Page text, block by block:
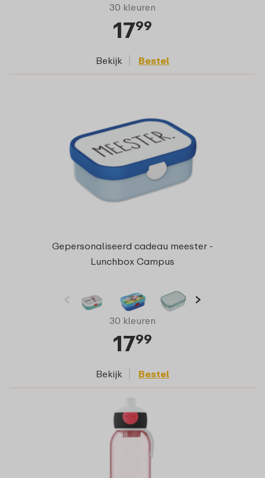
30 kleuren
1799
Bekijk Bestel
Gepersonaliseerd cadeau meester -
Lunchbox Campus
30 kleuren
1799
Bekijk Bestel